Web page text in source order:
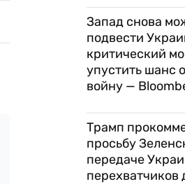
Запад снова
подвести
критический
упустить шанс
войну —
Трамп
просьбу
передаче
перехватчиков